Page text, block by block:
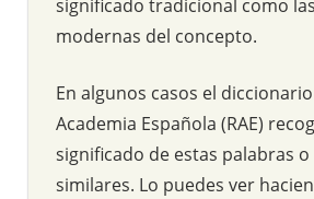
significado tradicional como
modernas del concepto.
En algunos casos el
Academia Española (RAE)
significado de estas palabras
similares. Lo puedes ver